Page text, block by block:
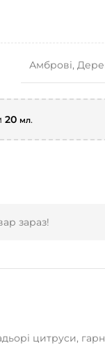
Амброві,
20 мл.
зараз!
цитруси,